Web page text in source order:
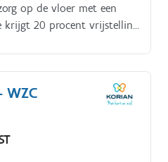
op de vloer met een
20 procent vrijstelling
te versterken. Je
uitje voert
uit volgens de geldende
adviseert collega’s bij
mee ontwikkelen en
WZC